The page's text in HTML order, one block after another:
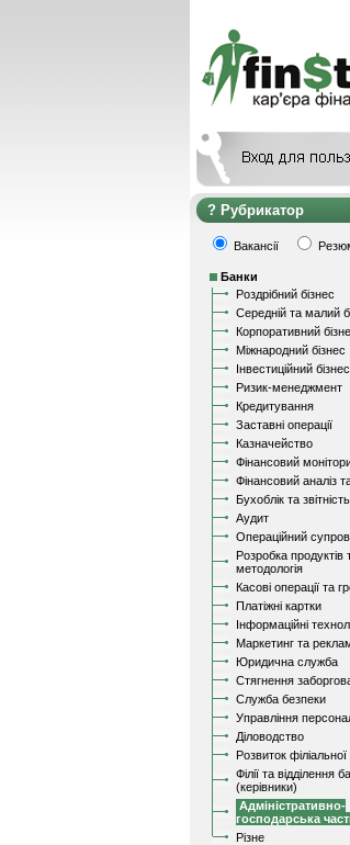
Рубрикатор
Вакансії
Банки
Роздрібний бізнес
Середній та малий
Корпоративний
Міжнародний бізнес
Інвестиційний бізнес
Ризик-менеджмент
Кредитування
Заставні операції
Казначейство
Фінансовий
Фінансовий аналіз
Бухоблік та звітність
Аудит
Операційний
Розробка продуктів
методологія
Касові операції та
Платіжні картки
Інформаційні
Маркетинг та
Юридична служба
Стягнення
Служба безпеки
Управління
Діловодство
Розвиток
Філії та відділення
(керівники)
Адміністративно-
господарська
Різне